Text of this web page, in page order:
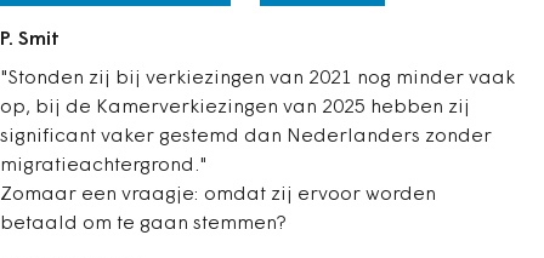
P. Smit
"Stonden zij bij verkiezingen van 2021 nog minder vaak
op, bij de Kamerverkiezingen van 2025 hebben zij
significant vaker gestemd dan Nederlanders zonder
migratieachtergrond."
Zomaar een vraagje: omdat zij ervoor worden
betaald om te gaan stemmen?